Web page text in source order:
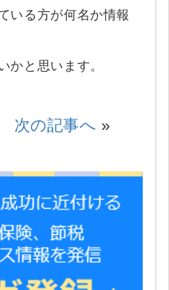
いる方が何名か情報
かと思います。
次の記事へ »